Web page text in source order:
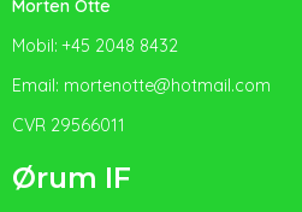
Morten Otte
Mobil: +45 2048 8432
Email: mortenotte@hotmail.com
CVR 29566011
Ørum IF